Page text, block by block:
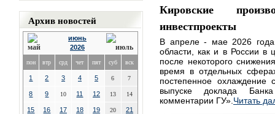
Архив новостей
июнь
2026
пон втр срд чет пят суб вск
1 2 3 4 5 6 7
8 9 10 11 12 13 14
15 16 17 18 19 20 21
Кировские
инвестпроекты
В апреле - мае 2026 года
области, как и в России в
после некоторого
время в отдельных
постепенное охлаждение
выпуске доклада
комментарии ГУ». Читать